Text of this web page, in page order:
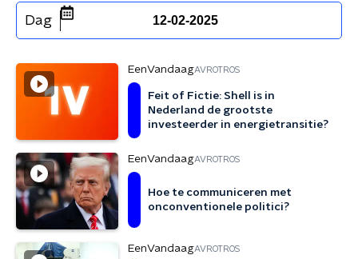
Dag 12-02-2025
EenVandaagAVROTROS
Feit of Fictie: Shell is in
Nederland de grootste
investeerder in energietransitie?
EenVandaagAVROTROS
Hoe te communiceren met
onconventionele politici?
EenVandaagAVROTROS